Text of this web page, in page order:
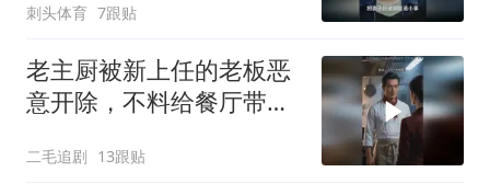
刺头体育 7跟贴
老主厨被新上任的老板恶
意开除，不料给餐厅带来
二毛追剧 13跟贴